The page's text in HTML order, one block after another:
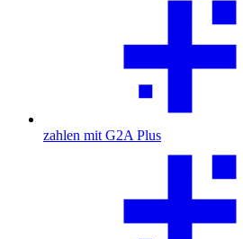
zahlen mit G2A Plus